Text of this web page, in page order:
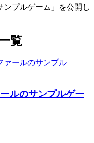
ンプルゲーム」を公開し
覧
ルのサンプルゲー